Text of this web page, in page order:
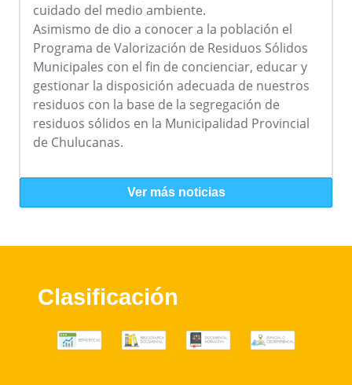
cuidado del medio ambiente.
Asimismo de dio a conocer a la población el
Programa de Valorización de Residuos Sólidos
Municipales con el fin de concienciar, educar y
gestionar la disposición adecuada de nuestros
residuos con la base de la segregación de
residuos sólidos en la Municipalidad Provincial
de Chulucanas.
Ver más noticias
Clasificación